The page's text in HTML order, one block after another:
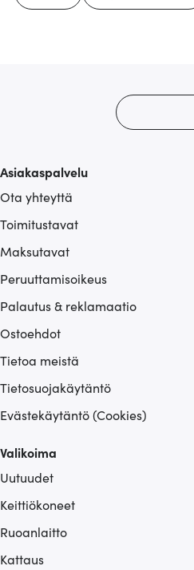
Asiakaspalvelu
Ota yhteyttä
Toimitustavat
Maksutavat
Peruuttamisoikeus
Palautus & reklamaatio
Ostoehdot
Tietoa meistä
Tietosuojakäytäntö
Evästekäytäntö (Cookies)
Valikoima
Uutuudet
Keittiökoneet
Ruoanlaitto
Kattaus